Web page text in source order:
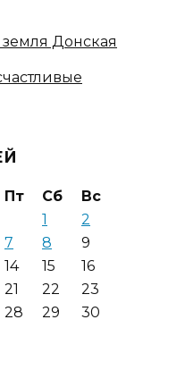
Донская
Пт Сб
Вс
1
2
7 8
9
14 15
16
21 22
23
28 29
30